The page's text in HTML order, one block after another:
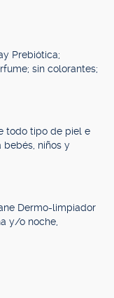
Prebiótica;
sin colorantes;
todo tipo de piel e
bebés, niños y
Dermo-limpiador
y/o noche,